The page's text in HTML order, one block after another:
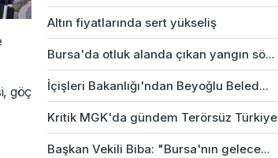
göç
Altın fiyatlarında sert yükseliş
Bursa'da otluk alanda çıkan yangın sö...
İçişleri Bakanlığı'ndan Beyoğlu Beled...
Kritik MGK'da gündem Terörsüz Türkiye
Başkan Vekili Biba: "Bursa'nın gelece...